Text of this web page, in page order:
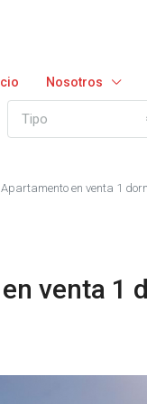
Nosotros
Tipo
Apartamento en venta 1
venta 1